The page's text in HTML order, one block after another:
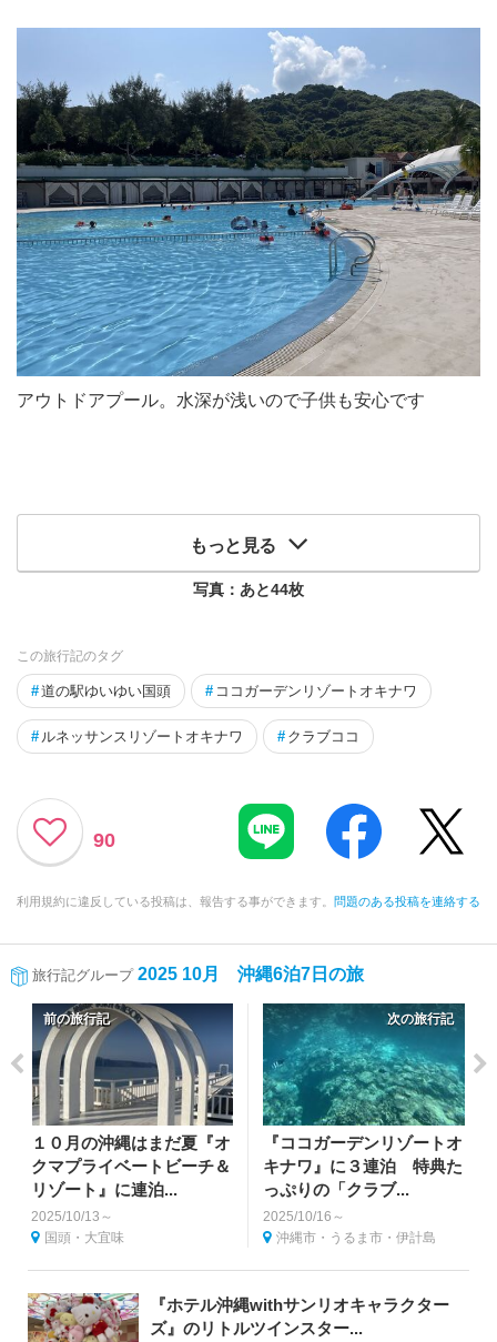
アウトドアプール。水深が浅いので子供も安心です
もっと見る
写真：あと44枚
この旅行記のタグ
#道の駅ゆいゆい国頭 # ココガーデンリゾートオキナワ
# ルネッサンスリゾートオキナワ # クラブココ
90
利用規約に違反している投稿は、報告する事ができます。 問題のある投稿を連絡する
旅行記グループ 2025 10月 沖縄6泊7日の旅
前の旅行記
１０月の沖縄はまだ夏『オ
クマプライベートビーチ＆
リゾート』に連泊...
2025/10/13～
国頭・大宜味
次の旅行記
『ココガーデンリゾートオ
キナワ』に３連泊 特典た
っぷりの「クラブ...
2025/10/16～
沖縄市・うるま市・伊計島
『ホテル沖縄withサンリオキャラクター
ズ』のリトルツインスター...